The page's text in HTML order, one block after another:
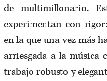
de multimillonario.
experimentan con
en la que una vez más
arriesgada a la música
trabajo robusto y